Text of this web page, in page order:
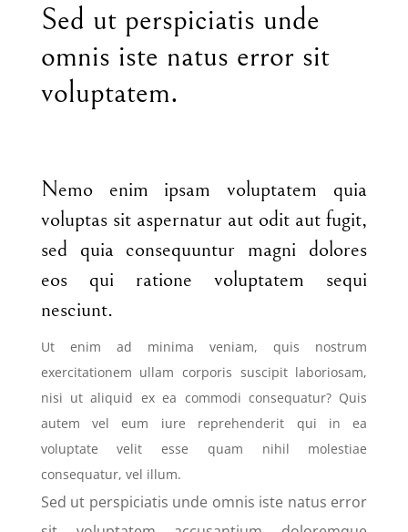
Sed ut perspiciatis unde
omnis iste natus error sit
voluptatem.
Nemo enim ipsam voluptatem quia
voluptas sit aspernatur aut odit aut fugit,
sed quia consequuntur magni dolores
eos qui ratione voluptatem sequi
nesciunt.
Ut enim ad minima veniam, quis nostrum
exercitationem ullam corporis suscipit laboriosam,
nisi ut aliquid ex ea commodi consequatur? Quis
autem vel eum iure reprehenderit qui in ea
voluptate velit esse quam nihil molestiae
consequatur, vel illum.
Sed ut perspiciatis unde omnis iste natus error